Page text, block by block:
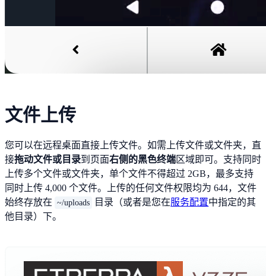
文件上传
您可以在远程桌面直接上传文件。如需上传文件或文件夹，直
接拖动文件或目录到页面右侧的黑色终端区域即可。支持同时
上传多个文件或文件夹，单个文件不得超过 2GB，最多支持
同时上传 4,000 个文件。上传的任何文件权限均为 644，文件
始终存放在
~/uploads 目录（或者是您在服务配置中指定的其
他目录）下。